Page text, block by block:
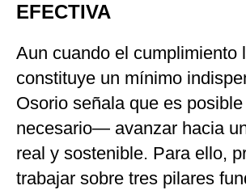
EFECTIVA
Aun cuando el cumplimiento
constituye un mínimo
Osorio señala que es
necesario— avanzar hacia
real y sostenible. Para ello,
trabajar sobre tres pilares